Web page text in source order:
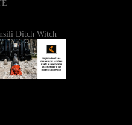
Ditch Witch